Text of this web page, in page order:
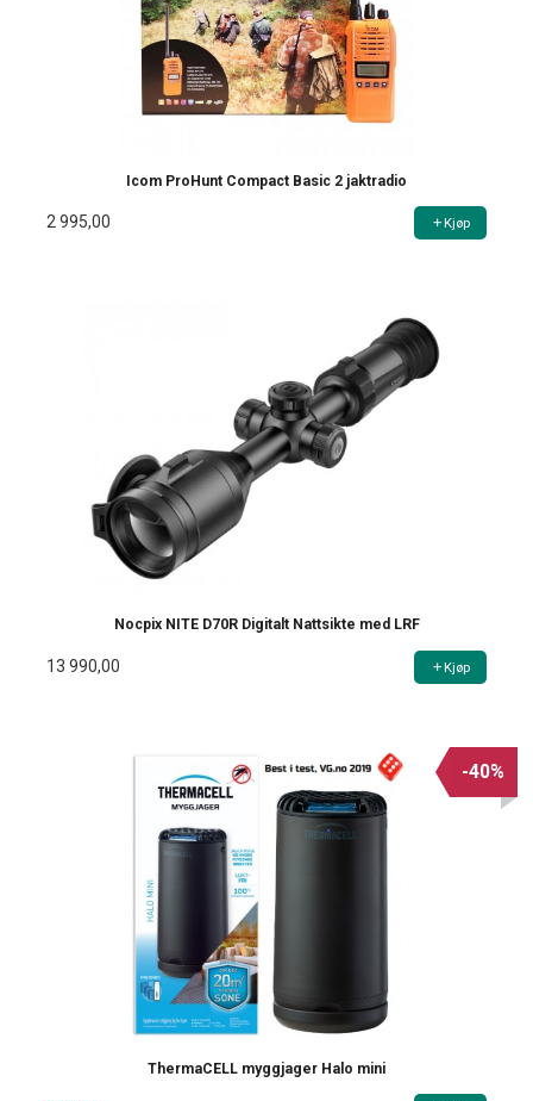
Icom ProHunt Compact Basic 2 jaktradio
2 995,00 Kjøp
Nocpix NITE D70R Digitalt Nattsikte med LRF
13 990,00 Kjøp
ThermaCELL myggjager Halo mini
-40%